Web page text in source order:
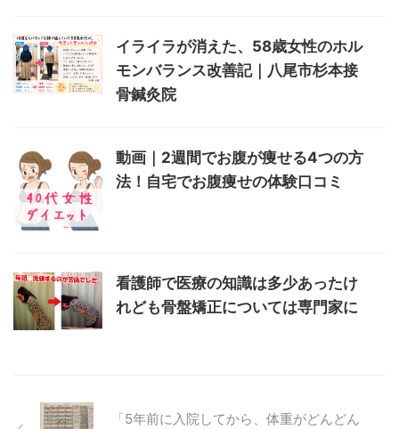
イライラが消えた、58歳女性のホル
モンバランス改善記｜八尾市杉本接
骨鍼灸院
動画｜2週間でお腹が痩せる4つの方
法！自宅でお腹痩せの体験口コミ
看護師で医療の知識は多少あったけ
れども骨盤矯正については専門家に
「5年前に入院してから、体重がどんどん